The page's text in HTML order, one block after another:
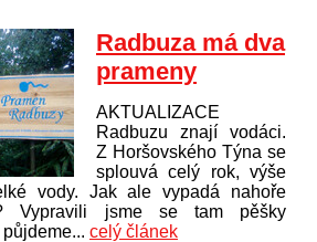
Radbuza má dva
prameny
AKTUALIZACE
Radbuzu znají vodáci.
Z Horšovského Týna se
splouvá celý rok, výše
vody. Jak ale vypadá nahoře
Vypravili jsme se tam pěšky
celý článek